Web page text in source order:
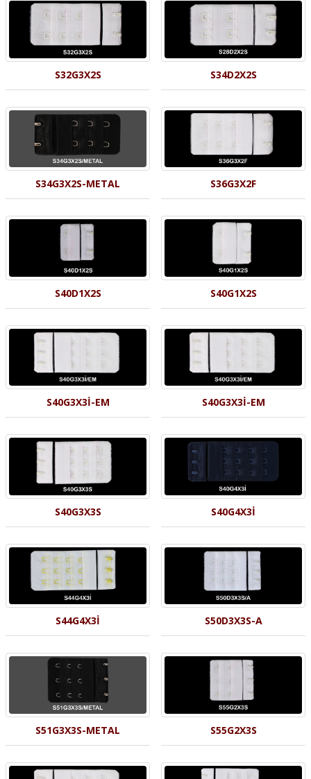
S32G3X2S S34D2X2S
S34G3X2S-METAL S36G3X2F
S40D1X2S S40G1X2S
S40G3X3İ-EM S40G3X3İ-EM
S40G3X3S S40G4X3İ
S44G4X3İ S50D3X3S-A
S51G3X3S-METAL S55G2X3S